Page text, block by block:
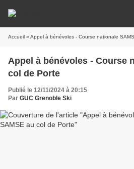
Accueil » Appel à bénévoles - Course nationale
Appel à bénévoles - Course
col de Porte
Publié le 12/11/2024 à 20:15
Par GUC Grenoble Ski